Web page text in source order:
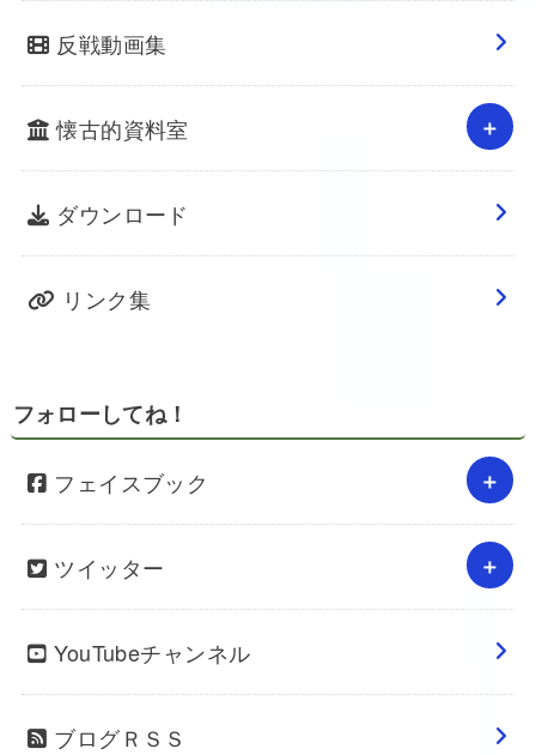
反戦動画集
懐古的資料室
ダウンロード
リンク集
フォローしてね！
フェイスブック
ツイッター
YouTubeチャンネル
ブログＲＳＳ